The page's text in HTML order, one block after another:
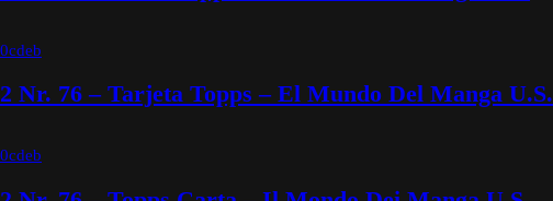
Nr. 76 – Tarjeta Topps – El Mundo Del Manga U.S.